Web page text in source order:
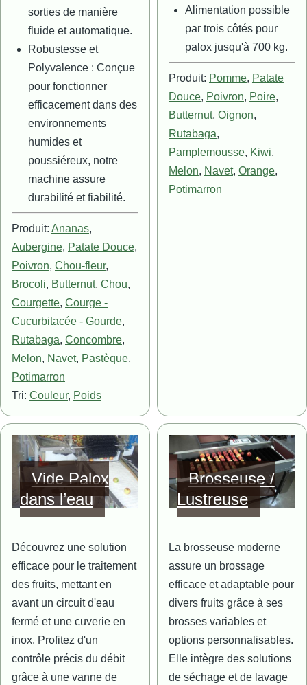
sorties de manière
fluide et automatique.
Robustesse et
Polyvalence : Conçue
pour fonctionner
efficacement dans des
environnements
humides et
poussiéreux, notre
machine assure
durabilité et fiabilité.
Produit: Ananas,
Aubergine, Patate Douce,
Poivron, Chou-fleur,
Brocoli, Butternut, Chou,
Courgette, Courge -
Cucurbitacée - Gourde,
Rutabaga, Concombre,
Melon, Navet, Pastèque,
Potimarron
Tri: Couleur, Poids
Alimentation possible
par trois côtés pour
palox jusqu'à 700 kg.
Produit: Pomme, Patate
Douce, Poivron, Poire,
Butternut, Oignon,
Rutabaga,
Pamplemousse, Kiwi,
Melon, Navet, Orange,
Potimarron
Image
Vide Palox
dans l’eau
Découvrez une solution
efficace pour le traitement
des fruits, mettant en
avant un circuit d'eau
fermé et une cuverie en
inox. Profitez d'un
contrôle précis du débit
grâce à une vanne de
Image
Brosseuse /
Lustreuse
La brosseuse moderne
assure un brossage
efficace et adaptable pour
divers fruits grâce à ses
brosses variables et
options personnalisables.
Elle intègre des solutions
de séchage et de lavage